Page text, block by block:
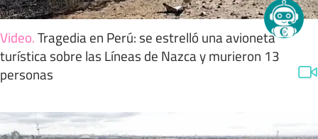
Video.Tragedia en Perú: se estrelló una avioneta
turística sobre las Líneas de Nazca y murieron 13
personas